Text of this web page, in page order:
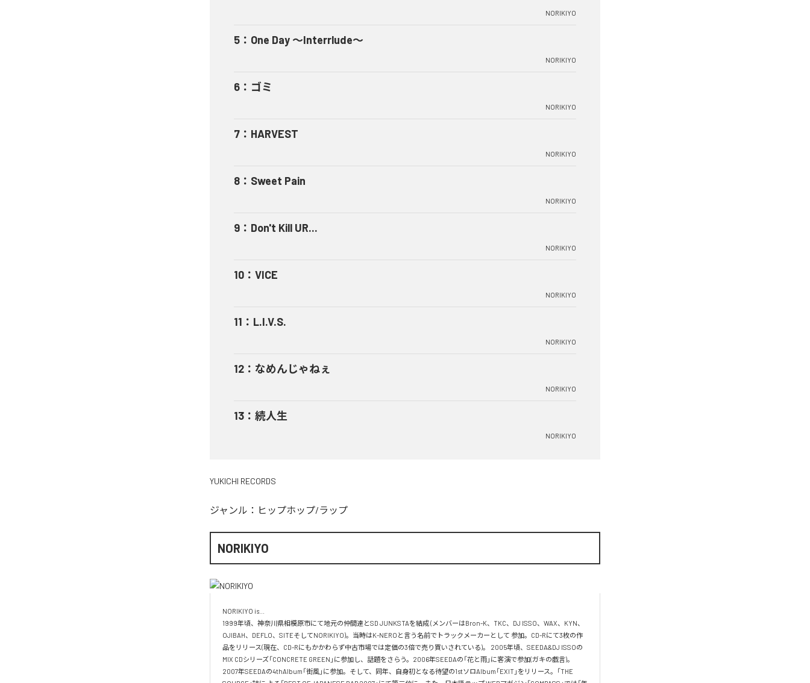
NORIKIYO
5 ： One Day ～Interrlude～
NORIKIYO
6 ： ゴミ
NORIKIYO
7 ： HARVEST
NORIKIYO
8 ： Sweet Pain
NORIKIYO
9 ： Don't Kill UR...
NORIKIYO
10 ： VICE
NORIKIYO
11 ： L.I.V.S.
NORIKIYO
12 ： なめんじゃねぇ
NORIKIYO
13 ： 続人生
NORIKIYO
YUKICHI RECORDS
ジャンル： ヒップホップ/ラップ
NORIKIYO
NORIKIYO is...
1999年頃、神奈川県相模原市にて地元の仲間達とSD JUNKSTAを結成 (メンバーはBron-K、TKC、DJ ISSO、WAX、KYN、
OJIBAH、DEFLO、SITEそしてNORIKIYO)。当時はK-NEROと言う名前でトラックメーカーとして 参加。CD-Rにて3枚の作
品をリリース(現在、CD-Rにもかかわらず中古市場では定価の3倍で売り買いされている)。 2005年頃、SEEDA&DJ ISSOの
MIX CDシリーズ「CONCRETE GREEN」に参加し、話題をさらう。2006年SEEDAの「花と雨」に客演で参加(ガキの戯言)。
2007年SEEDAの4thAlbum「街風」に参加。そして、同年、自身初となる待望の1stソロAlbum「EXIT」をリリース。「THE